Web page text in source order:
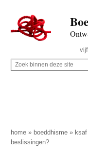
naar
de
inhoud
secondary
naar
de
sidebar
naar
de
Rechts
Z
p
d
Z
i
n
home » boeddhisme »
beslissingen?